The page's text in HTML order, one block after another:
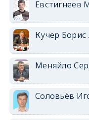
Евстигнеев
Кучер Борис
Меняйло
Соловьёв